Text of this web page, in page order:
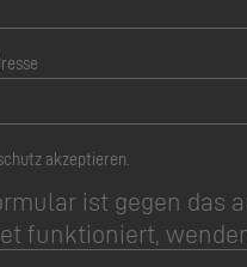
akzeptieren.
ist gegen das
funktioniert,